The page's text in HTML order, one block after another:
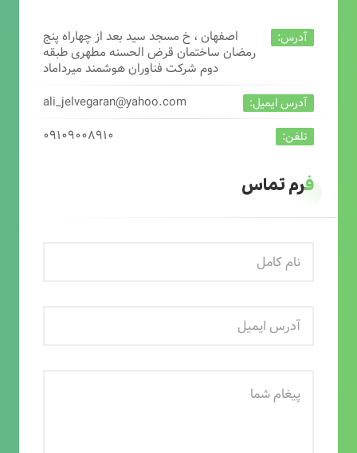
آدرس:
اصفهان ، خ مسجد سید بعد از چهاراه پنج
رمضان ساختمان قرض الحسنه مطهری طبقه
دوم شرکت فناوران هوشمند میرداماد
آدرس ایمیل: ali_jelvegaran@yahoo.com
تلفن: ۰۹۱۰۹۰۰۸۹۱۰
فرم تماس